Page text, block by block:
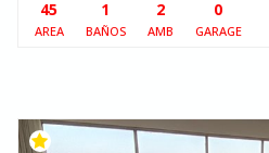
45
AREA
1
BAÑOS
2
AMB
0
GARAGE